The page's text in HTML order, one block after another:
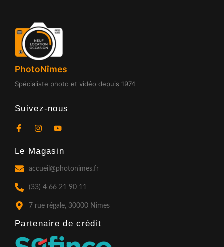
PhotoNîmes
Spécialiste photo et vidéo depuis 1974
Suivez-nous
F
a
e
o
o
k
-
f
I
t
g
a
m
Y
t
b
Le Magasin
accueil@photonimes.fr
(33) 4 66 21 90 11
7 rue régale, 30000 Nîmes
Partenaire de crédit​